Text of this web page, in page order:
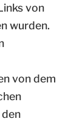
von
wurden.
von dem